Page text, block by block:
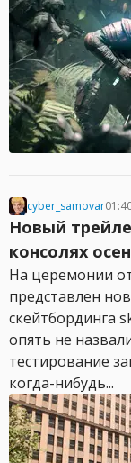
cyber_samovar
Новый
консолях
На церемонии
представлен
скейтбординга
опять не
тестирование
когда-нибудь...